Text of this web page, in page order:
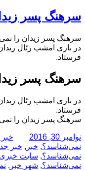
سرهنگ پسر
سرهنگ پسر زیدان را
در بازی امشب رئال
فرستاد.
سرهنگ پسر
در بازی امشب رئال
فرستاد.
سرهنگ پسر زیدان را
ارسال
شده
در
نوامبر 30, 2016 خبر
نمی‌شناسد؟, خبر , خبر
نمی‌شناسد؟, سایت خبری
نمی‌شناسد؟, شهر خبر ,